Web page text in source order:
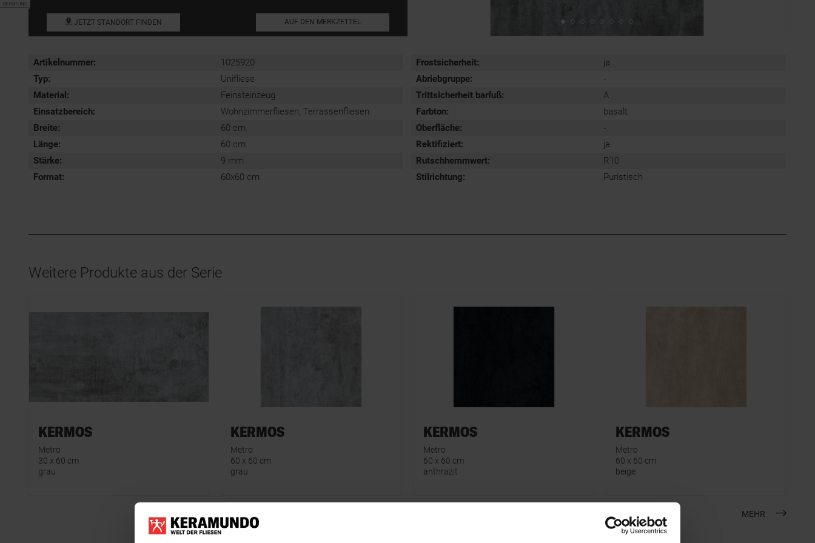
JETZT STANDORT FINDEN AUF DEN MERKZETTEL
Artikelnummer:
1025920
Typ:
Unifliese
Material:
Feinsteinzeug
Einsatzbereich:
Wohnzimmerfliesen, Terrassenfliesen
Breite:
60 cm
Länge:
60 cm
Stärke:
9 mm
Format: 60x60 cm
Frostsicherheit:
ja
Abriebgruppe:
-
Trittsicherheit barfuß:
A
Farbton:
basalt
Oberfläche:
-
Rektifiziert:
ja
Rutschhemmwert:
R10
Stilrichtung: Puristisch
Weitere Produkte aus der Serie
KERMOS
Metro
30 x 60 cm
grau
KERMOS
Metro
60 x 60 cm
grau
KERMOS
Metro
60 x 60 cm
anthrazit
KERMOS
Metro
60 x 60 cm
beige
MEHR
BERATUNG